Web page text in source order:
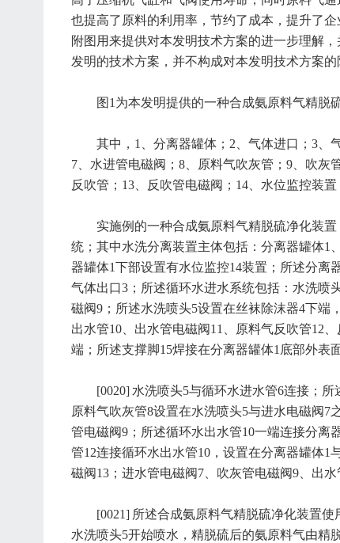
也提高了原料的利用率，节约了成本，提升了企
附图用来提供对本发明技术方案的进一步理解
发明的技术方案，并不构成对本发明技术方案的
图1为本发明提供的一种合成氨原料气精脱
其中，1、分离器罐体；2、气体进口；3、
7、水进管电磁阀；8、原料气吹灰管；9、吹灰
反吹管；13、反吹管电磁阀；14、水位监控装置
实施例的一种合成氨原料气精脱硫净化装
统；其中水洗分离装置主体包括：分离器罐体1
器罐体1下部设置有水位监控14装置；所述分离
气体出口3；所述循环水进水系统包括：水洗喷
磁阀9；所述水洗喷头5设置在丝袜除沫器4下端
出水管10、出水管电磁阀11、原料气反吹管12
端；所述支撑脚15焊接在分离器罐体1底部外表面
[0020] 水洗喷头5与循环水进水管6连接；
原料气吹灰管8设置在水洗喷头5与进水电磁阀
管电磁阀9；所述循环水出水管10一端连接分离
管12连接循环水出水管10，设置在分离器罐体1
磁阀13；进水管电磁阀7、吹灰管电磁阀9、出
[0021] 所述合成氨原料气精脱硫净化装置
水洗喷头5开始喷水，精脱硫后的氨原料气由精